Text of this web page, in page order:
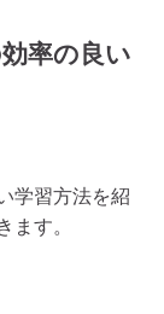
率の良い
学習方法を紹
ます。